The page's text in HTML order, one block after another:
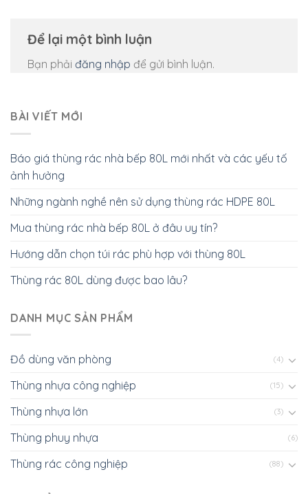
Để lại một bình luận
Bạn phải đăng nhập để gửi bình luận.
BÀI VIẾT MỚI
Báo giá thùng rác nhà bếp 80L mới nhất và các yếu tố
ảnh hưởng
Những ngành nghề nên sử dụng thùng rác HDPE 80L
Mua thùng rác nhà bếp 80L ở đâu uy tín?
Hướng dẫn chọn túi rác phù hợp với thùng 80L
Thùng rác 80L dùng được bao lâu?
DANH MỤC SẢN PHẨM
Đồ dùng văn phòng (4)
Thùng nhựa công nghiệp (15)
Thùng nhựa lớn (3)
Thùng phuy nhựa (6)
Thùng rác công nghiệp (88)